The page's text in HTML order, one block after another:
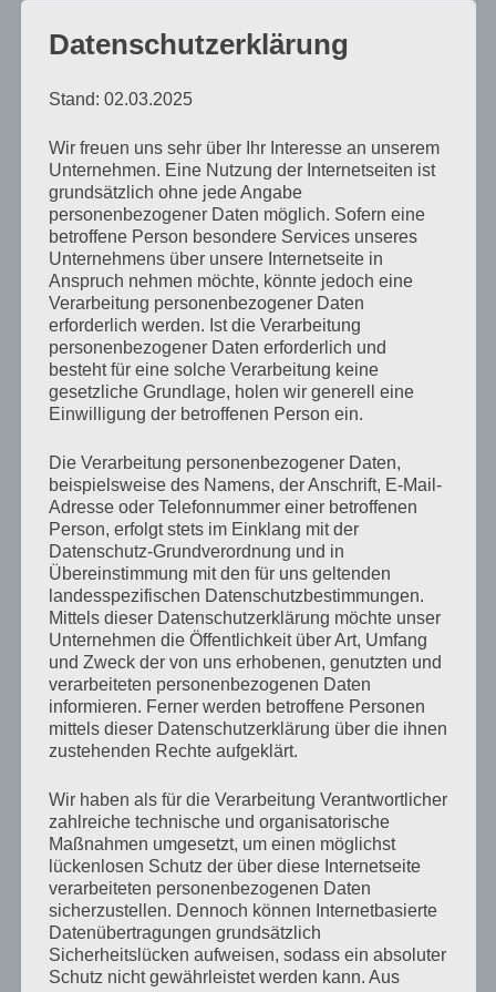
Flaschengeist. Das passt. Ich muss an die
»Bereust du es?« , Lebowski lässt nicht locker.
»Rocko?«
Meine Frau sieht mich am Dachfenster und schüttelt
den Kopf. Ich frage mich, ob sie das wegen mir und
alldem oder wegen der Katze tut, die mittlerweile auf
der obersten Kiste zwischen der sorgsam drapierten
Dekoration thront und gähnt.
»Du willst es unbedingt von mir hören oder?«
schaue Lebowski an und sehe meinen Schmerz
gespiegelt in seinen Augen. Das abgestorbene Lächeln
trudelt schon längst dem Fußboden entgegen, wie der
inhaltlose und vertrocknete Chitinpanzer eines toten
Insekts.
»Nein, mein Freund«, sage ich leise,»ich bereue es
nicht. Nicht eine Sekunde.«
Und während ich das sage, beschleicht mich das
bereuen werde, auch wenn ich vom Bereuen
grundsätzlich nichts halte. Doch ich kann es schon
spüren, dieses kaum wahrnehmbare Vibrieren, welches
Tiere oft schon lange vor ihren menschlichen
Artgenossen bemerken, bevor die Welt in Form einer
Naturkatastrophe ihr Innerstes reinigend nach Außen
Datenschutzerklärung
Stand: 02.03.2025
Wir freuen uns sehr über Ihr Interesse an unserem
Unternehmen. Eine Nutzung der Internetseiten ist
grundsätzlich ohne jede Angabe
personenbezogener Daten möglich. Sofern eine
betroffene Person besondere Services unseres
Unternehmens über unsere Internetseite in
Anspruch nehmen möchte, könnte jedoch eine
Verarbeitung personenbezogener Daten
erforderlich werden. Ist die Verarbeitung
personenbezogener Daten erforderlich und
besteht für eine solche Verarbeitung keine
gesetzliche Grundlage, holen wir generell eine
Einwilligung der betroffenen Person ein.
Die Verarbeitung personenbezogener Daten,
beispielsweise des Namens, der Anschrift, E-Mail-
Adresse oder Telefonnummer einer betroffenen
Person, erfolgt stets im Einklang mit der
Datenschutz-Grundverordnung und in
Übereinstimmung mit den für uns geltenden
landesspezifischen Datenschutzbestimmungen.
Mittels dieser Datenschutzerklärung möchte unser
Unternehmen die Öffentlichkeit über Art, Umfang
und Zweck der von uns erhobenen, genutzten und
verarbeiteten personenbezogenen Daten
informieren. Ferner werden betroffene Personen
mittels dieser Datenschutzerklärung über die ihnen
zustehenden Rechte aufgeklärt.
Wir haben als für die Verarbeitung Verantwortlicher
zahlreiche technische und organisatorische
Maßnahmen umgesetzt, um einen möglichst
lückenlosen Schutz der über diese Internetseite
verarbeiteten personenbezogenen Daten
sicherzustellen. Dennoch können Internetbasierte
Datenübertragungen grundsätzlich
Sicherheitslücken aufweisen, sodass ein absoluter
Schutz nicht gewährleistet werden kann. Aus